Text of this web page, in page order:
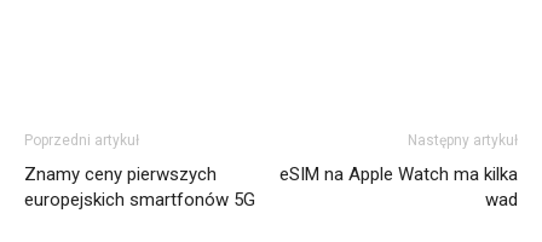
Poprzedni artykuł
Znamy ceny pierwszych
europejskich smartfonów 5G
Następny artykuł
eSIM na Apple Watch ma kilka
wad